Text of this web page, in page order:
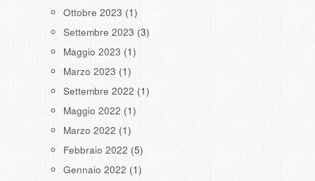
Ottobre 2023 (1)
Settembre 2023 (3)
Maggio 2023 (1)
Marzo 2023 (1)
Settembre 2022 (1)
Maggio 2022 (1)
Marzo 2022 (1)
Febbraio 2022 (5)
Gennaio 2022 (1)